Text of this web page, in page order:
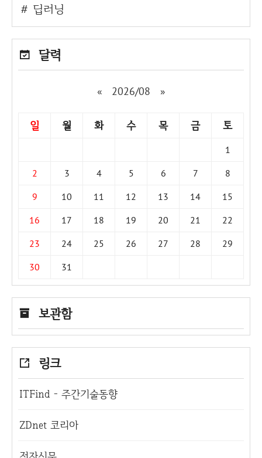
딥러닝
달력
« 2026/08 »
일 월 화 수 목 금 토
1
2
3 4 5 6 7
8
9
10 11 12 13 14
15
16
17 18 19 20 21
22
23
24 25 26 27 28
29
30
31
보관함
링크
ITFind - 주간기술동향
ZDnet 코리아